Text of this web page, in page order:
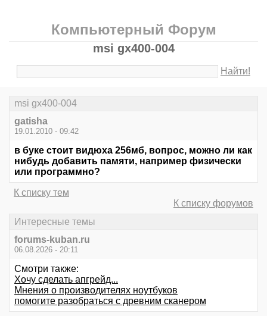
Компьютерный Форум
msi gx400-004
Найти!
msi gx400-004
gatisha
19.01.2010 - 09:42
в буке стоит видюха 256мб, вопрос, можно ли как
нибудь добавить памяти, например физически
или программно?
К списку тем
К списку форумов
Интересные темы
forums-kuban.ru
06.08.2026 - 20:11
Смотри также:
Хочу сделать апгрейд...
Мнения о производителях ноутбуков
помогите разобраться с древним сканером